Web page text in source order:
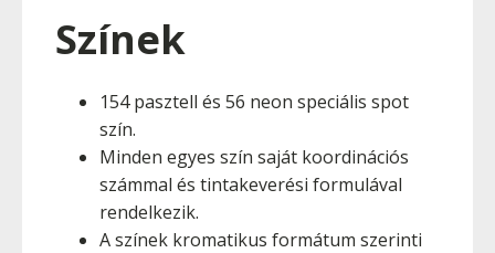
Színek
154 pasztell és 56 neon speciális spot
szín.
Minden egyes szín saját koordinációs
számmal és tintakeverési formulával
rendelkezik.
A színek kromatikus formátum szerinti